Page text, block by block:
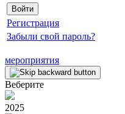
Регистрация
Забыли свой пароль?
мероприятия
Веберите
2025